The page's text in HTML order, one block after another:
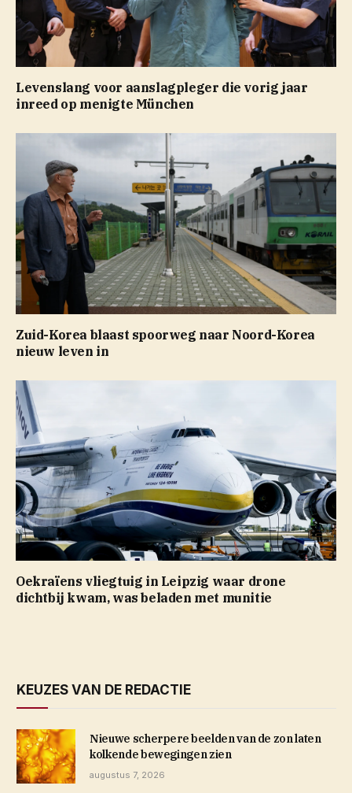
Levenslang voor aanslagpleger die vorig jaar
inreed op menigte München
Zuid-Korea blaast spoorweg naar Noord-Korea
nieuw leven in
Oekraïens vliegtuig in Leipzig waar drone
dichtbij kwam, was beladen met munitie
KEUZES VAN DE REDACTIE
Nieuwe scherpere beelden van de zon laten
kolkende bewegingen zien
augustus 7, 2026